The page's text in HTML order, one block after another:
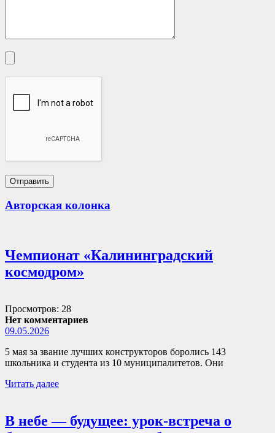
Авторская колонка
Чемпионат «Калининградский
космодром»
Просмотров: 28
Нет комментариев
09.05.2026
5 мая за звание лучших конструкторов боролись 143
школьника и студента из 10 муниципалитетов. Они
Читать далее
В небе — будущее: урок-встреча о